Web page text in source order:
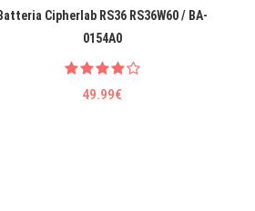
Batteria Cipherlab RS36 RS36W60 / BA-
0154A0
49.99€